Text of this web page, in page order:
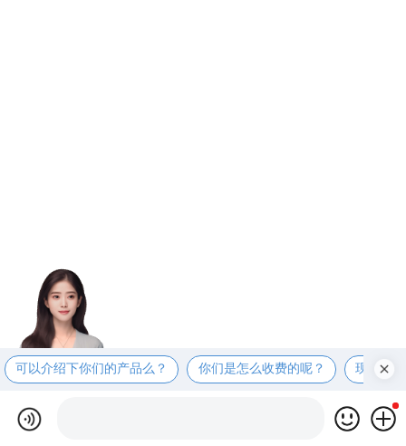
可以介绍下你们的产品么？ 你们是怎么收费的呢？ 现在有